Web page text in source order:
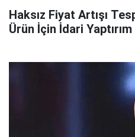
Haksız Fiyat Artışı
Ürün İçin İdari Yaptırım